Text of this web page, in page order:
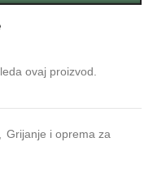
ovaj proizvod.
Grijanje i oprema za